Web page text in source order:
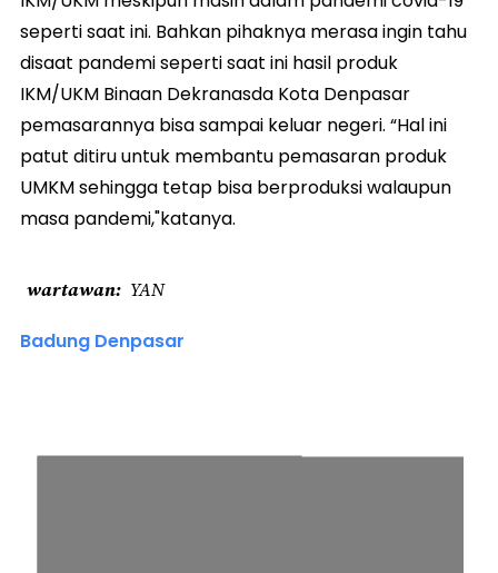
seperti saat ini. Bahkan pihaknya merasa ingin tahu
disaat pandemi seperti saat ini hasil produk
IKM/UKM Binaan Dekranasda Kota Denpasar
pemasarannya bisa sampai keluar negeri. “Hal ini
patut ditiru untuk membantu pemasaran produk
UMKM sehingga tetap bisa berproduksi walaupun
masa pandemi,"katanya.
wartawan YAN
Badung Denpasar